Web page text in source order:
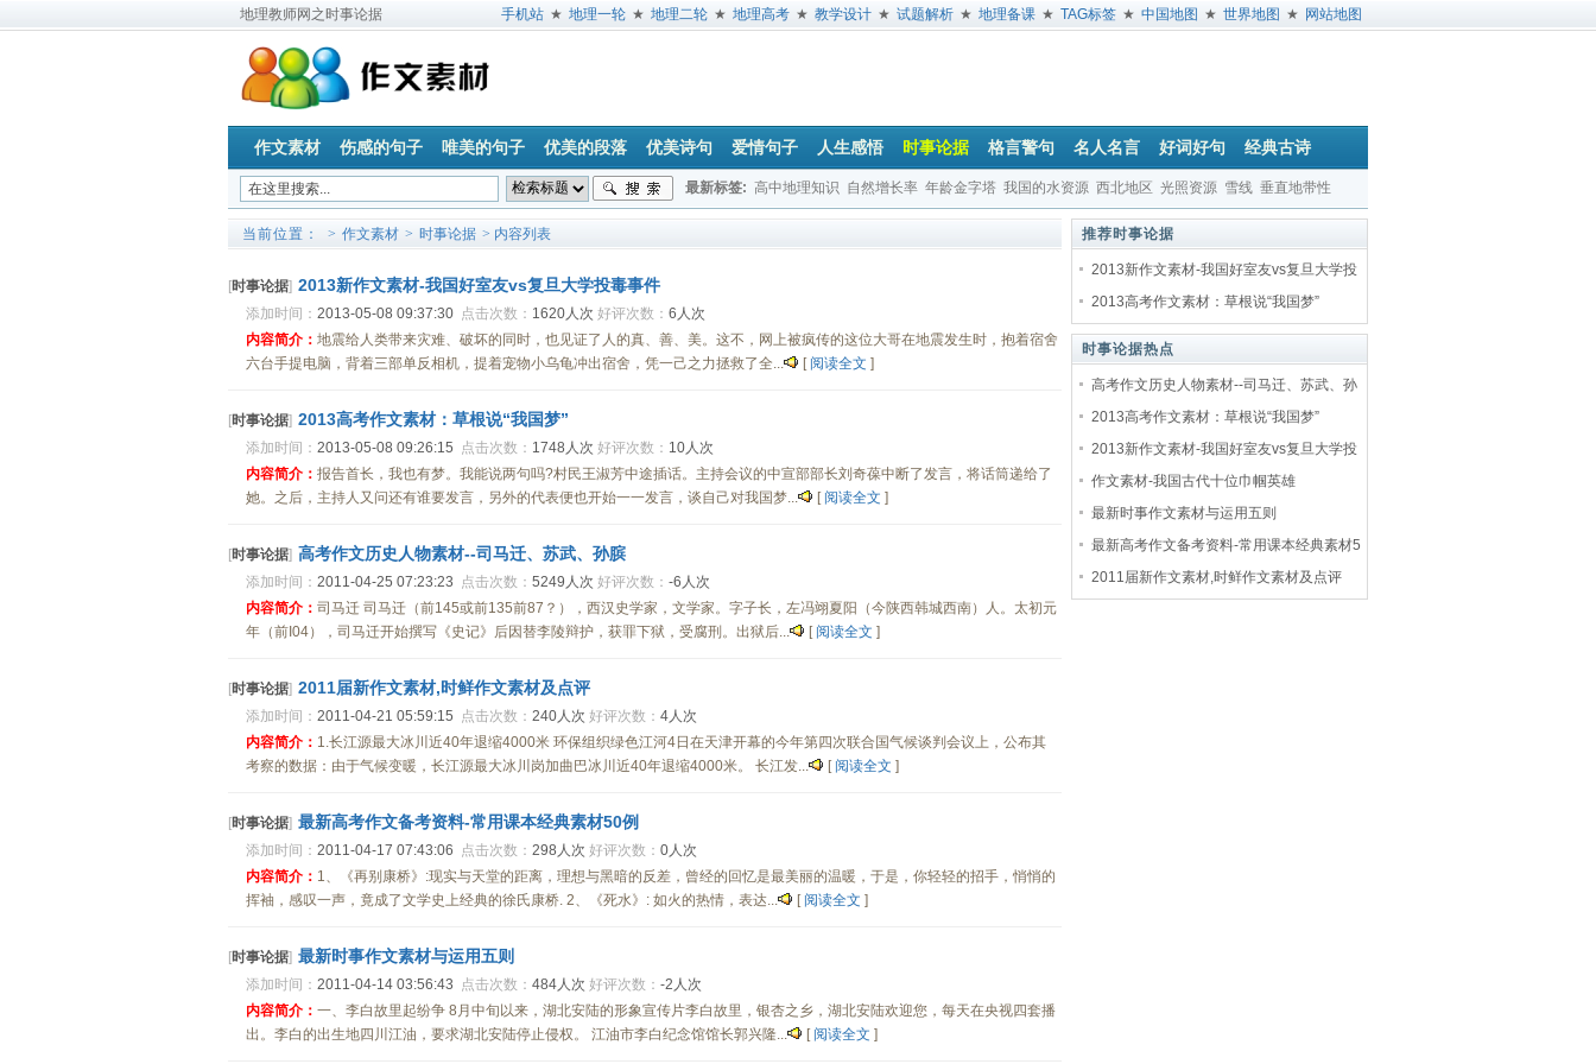
地理教师网之时事论据 手机站 ★ 地理一轮 ★ 地理二轮 ★ 地理高考 ★ 教学设计 ★ 试题解析 ★ 地理备课 ★ TAG标签 ★ 中国地图 ★ 世界地图 ★ 网站地图
作文素材 伤感的句子 唯美的句子 优美的段落 优美诗句 爱情句子 人生感悟 时事论据 格言警句 名人名言 好词好句 经典古诗
最新标签: 高中地理知识 自然增长率 年龄金字塔 我国的水资源 西北地区 光照资源 雪线 垂直地带性
当前位置： > 作文素材 > 时事论据 > 内容列表
[时事论据] 2013新作文素材-我国好室友vs复旦大学投毒事件
添加时间： 2013-05-08 09:37:30 点击次数： 1620人次 好评次数： 6人次
内容简介： 地震给人类带来灾难、破坏的同时，也见证了人的真、善、美。这不，网上被疯传的这位大哥在地震发生时，抱着宿舍
六台手提电脑，背着三部单反相机，提着宠物小乌龟冲出宿舍，凭一己之力拯救了全...
[ 阅读全文 ]
[时事论据] 2013高考作文素材：草根说“我国梦”
添加时间： 2013-05-08 09:26:15 点击次数： 1748人次 好评次数： 10人次
内容简介： 报告首长，我也有梦。我能说两句吗?村民王淑芳中途插话。主持会议的中宣部部长刘奇葆中断了发言，将话筒递给了
她。之后，主持人又问还有谁要发言，另外的代表便也开始一一发言，谈自己对我国梦...
[ 阅读全文 ]
[时事论据] 高考作文历史人物素材--司马迁、苏武、孙膑
添加时间： 2011-04-25 07:23:23 点击次数： 5249人次 好评次数： -6人次
内容简介： 司马迁 司马迁（前145或前135前87？），西汉史学家，文学家。字子长，左冯翊夏阳（今陕西韩城西南）人。太初元
年（前I04），司马迁开始撰写《史记》后因替李陵辩护，获罪下狱，受腐刑。出狱后...
[ 阅读全文 ]
[时事论据] 2011届新作文素材,时鲜作文素材及点评
添加时间： 2011-04-21 05:59:15 点击次数： 240人次 好评次数： 4人次
内容简介： 1.长江源最大冰川近40年退缩4000米 环保组织绿色江河4日在天津开幕的今年第四次联合国气候谈判会议上，公布其
考察的数据：由于气候变暖，长江源最大冰川岗加曲巴冰川近40年退缩4000米。 长江发...
[ 阅读全文 ]
[时事论据] 最新高考作文备考资料-常用课本经典素材50例
添加时间： 2011-04-17 07:43:06 点击次数： 298人次 好评次数： 0人次
内容简介： 1、《再别康桥》:现实与天堂的距离，理想与黑暗的反差，曾经的回忆是最美丽的温暖，于是，你轻轻的招手，悄悄的
挥袖，感叹一声，竟成了文学史上经典的徐氏康桥. 2、《死水》: 如火的热情，表达...
[ 阅读全文 ]
[时事论据] 最新时事作文素材与运用五则
添加时间： 2011-04-14 03:56:43 点击次数： 484人次 好评次数： -2人次
内容简介： 一、李白故里起纷争 8月中旬以来，湖北安陆的形象宣传片李白故里，银杏之乡，湖北安陆欢迎您，每天在央视四套播
出。李白的出生地四川江油，要求湖北安陆停止侵权。 江油市李白纪念馆馆长郭兴隆...
[ 阅读全文 ]
推荐时事论据
2013新作文素材-我国好室友vs复旦大学投
2013高考作文素材：草根说“我国梦”
时事论据热点
高考作文历史人物素材--司马迁、苏武、孙
2013高考作文素材：草根说“我国梦”
2013新作文素材-我国好室友vs复旦大学投
作文素材-我国古代十位巾帼英雄
最新时事作文素材与运用五则
最新高考作文备考资料-常用课本经典素材5
2011届新作文素材,时鲜作文素材及点评